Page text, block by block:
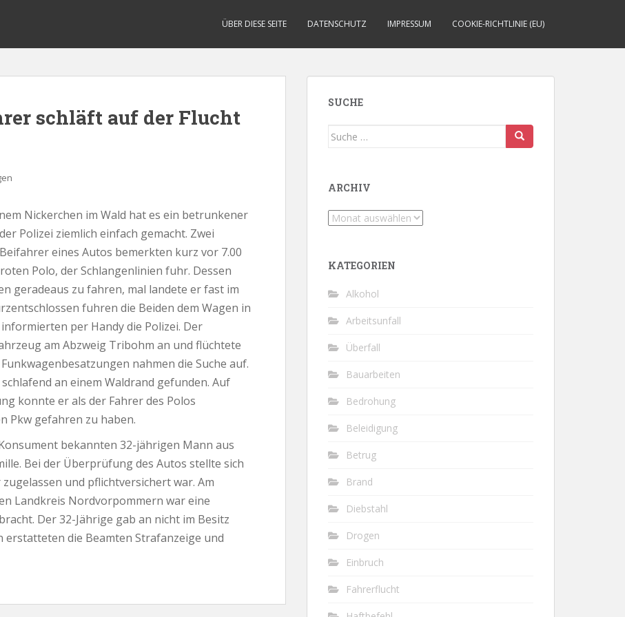
ÜBER DIESE SEITE DATENSCHUTZ IMPRESSUM COOKIE-RICHTLINIE (EU)
schläft auf der Flucht
Nickerchen im Wald hat es ein betrunkener
Polizei ziemlich einfach gemacht. Zwei
eines Autos bemerkten kurz vor 7.00
Polo, der Schlangenlinien fuhr. Dessen
geradeaus zu fahren, mal landete er fast im
fuhren die Beiden dem Wagen in
per Handy die Polizei. Der
am Abzweig Tribohm an und flüchtete
nahmen die Suche auf.
an einem Waldrand gefunden. Auf
konnte er als der Fahrer des Polos
Pkw gefahren zu haben.
bekannten 32-jährigen Mann aus
Bei der Überprüfung des Autos stellte sich
und pflichtversichert war. Am
Landkreis Nordvorpommern war eine
Der 32-Jährige gab an nicht im Besitz
erstatteten die Beamten Strafanzeige und
SUCHE
Suche
ARCHIV
Archiv
KATEGORIEN
Alkohol
Arbeitsunfall
Überfall
Bauarbeiten
Bedrohung
Beleidigung
Betrug
Brand
Diebstahl
Drogen
Einbruch
Fahrerflucht